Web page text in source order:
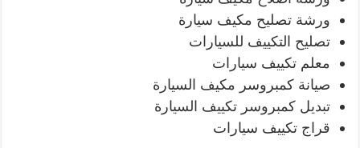
ورشة تصليح مكيف سيارة
تصليح التكييف للسيارات
معلم تكييف سيارات
صيانة كمبروسر مكيف السيارة
تبديل كمبروسر تكييف السيارة
قراج تكييف سيارات